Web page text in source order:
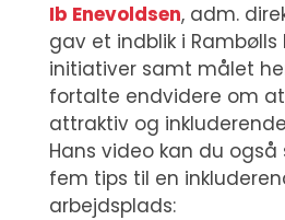
Ib Enevoldsen, adm.
gav et indblik i Rambølls
initiativer samt målet
fortalte endvidere om
attraktiv og
Hans video kan du
fem tips til en
arbejdsplads: